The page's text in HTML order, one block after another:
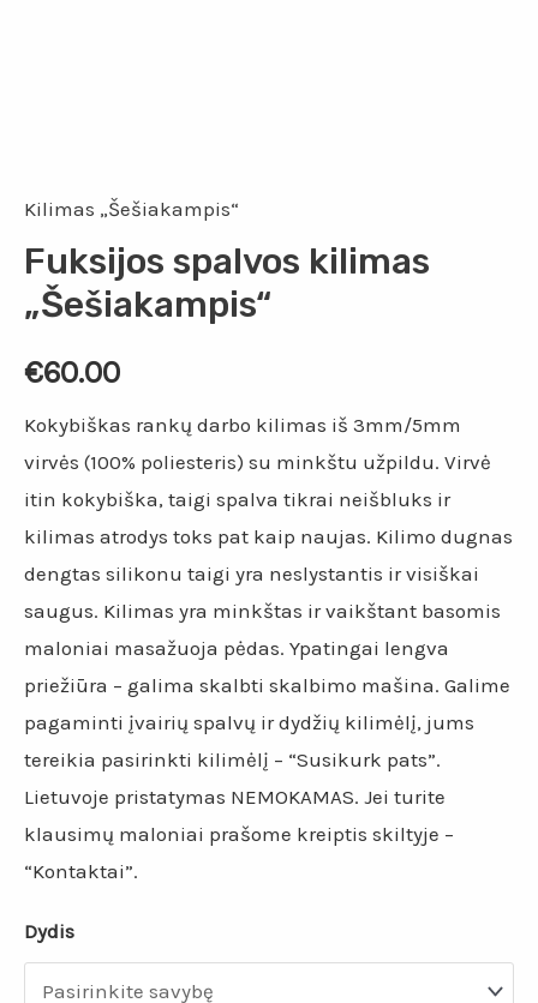
Kilimas „Šešiakampis“
Fuksijos spalvos kilimas
„Šešiakampis“
€60.00
Kokybiškas rankų darbo kilimas iš 3mm/5mm
virvės (100% poliesteris) su minkštu užpildu. Virvė
itin kokybiška, taigi spalva tikrai neišbluks ir
kilimas atrodys toks pat kaip naujas. Kilimo dugnas
dengtas silikonu taigi yra neslystantis ir visiškai
saugus. Kilimas yra minkštas ir vaikštant basomis
maloniai masažuoja pėdas. Ypatingai lengva
priežiūra – galima skalbti skalbimo mašina. Galime
pagaminti įvairių spalvų ir dydžių kilimėlį, jums
tereikia pasirinkti kilimėlį – “Susikurk pats”.
Lietuvoje pristatymas NEMOKAMAS. Jei turite
klausimų maloniai prašome kreiptis skiltyje –
“Kontaktai”.
Dydis